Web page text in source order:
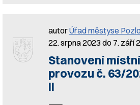
autorÚřad městyse
22. srpna 2023 do 7. září
Stanovení
provozu č. 63/
II